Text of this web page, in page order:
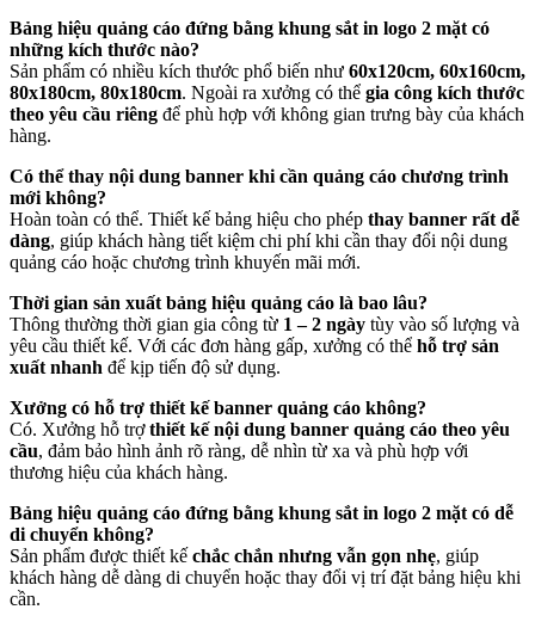
Bảng hiệu quảng cáo đứng bằng khung sắt in logo 2 mặt có
những kích thước nào?
Sản phẩm có nhiều kích thước phổ biến như 60x120cm, 60x160cm,
80x180cm, 80x180cm. Ngoài ra xưởng có thể gia công kích thước
theo yêu cầu riêng để phù hợp với không gian trưng bày của khách
hàng.
Có thể thay nội dung banner khi cần quảng cáo chương trình
mới không?
Hoàn toàn có thể. Thiết kế bảng hiệu cho phép thay banner rất dễ
dàng, giúp khách hàng tiết kiệm chi phí khi cần thay đổi nội dung
quảng cáo hoặc chương trình khuyến mãi mới.
Thời gian sản xuất bảng hiệu quảng cáo là bao lâu?
Thông thường thời gian gia công từ 1 – 2 ngày tùy vào số lượng và
yêu cầu thiết kế. Với các đơn hàng gấp, xưởng có thể hỗ trợ sản
xuất nhanh để kịp tiến độ sử dụng.
Xưởng có hỗ trợ thiết kế banner quảng cáo không?
Có. Xưởng hỗ trợthiết kế nội dung banner quảng cáo theo yêu
cầu, đảm bảo hình ảnh rõ ràng, dễ nhìn từ xa và phù hợp với
thương hiệu của khách hàng.
Bảng hiệu quảng cáo đứng bằng khung sắt in logo 2 mặt có dễ
di chuyển không?
Sản phẩm được thiết kế chắc chắn nhưng vẫn gọn nhẹ, giúp
khách hàng dễ dàng di chuyển hoặc thay đổi vị trí đặt bảng hiệu khi
cần.